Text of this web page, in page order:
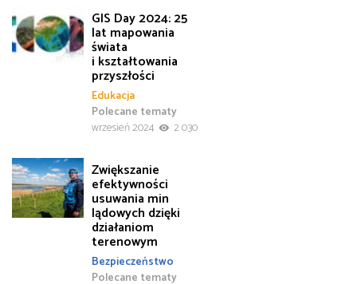
GIS Day 2024: 25
lat mapowania
świata
i kształtowania
przyszłości
Edukacja
Polecane tematy
wrzesień 2024
2 030
Zwiększanie
efektywności
usuwania min
lądowych dzięki
działaniom
terenowym
Bezpieczeństwo
Polecane tematy